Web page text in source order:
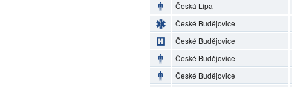
Česká Lípa
České Budějovice
České Budějovice
České Budějovice
České Budějovice